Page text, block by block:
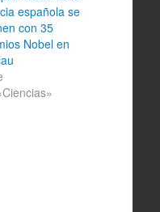
española se
con 35
Nobel en